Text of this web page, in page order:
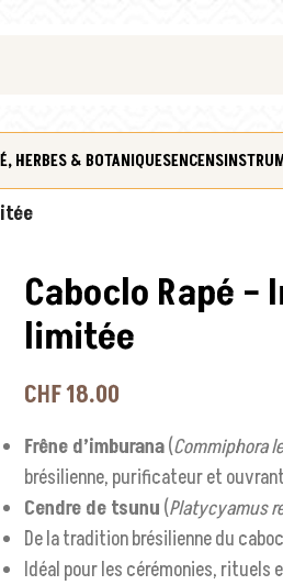
HERBES & BOTANIQUESENCENS
Caboclo Rapé
limitée
CHF18.00
Frêne d’imburana(Commiphora
brésilienne, purificateur et
Cendre de tsunu (Platycyamus
De la tradition brésilienne du
Idéal pour les cérémonies, rituels